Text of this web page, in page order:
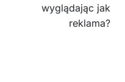
wyglądając jak
reklama?